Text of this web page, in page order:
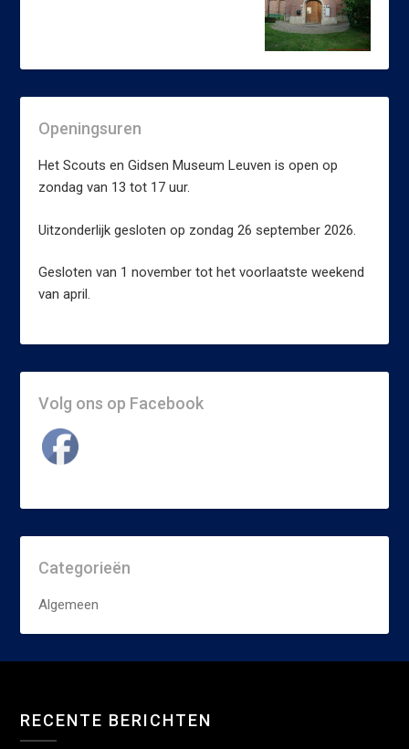
Openingsuren
Het Scouts en Gidsen Museum Leuven is open op
zondag van 13 tot 17 uur.
Uitzonderlijk gesloten op zondag 26 september 2026.
Gesloten van 1 november tot het voorlaatste weekend
van april.
Volg ons op Facebook
Categorieën
Algemeen
RECENTE BERICHTEN